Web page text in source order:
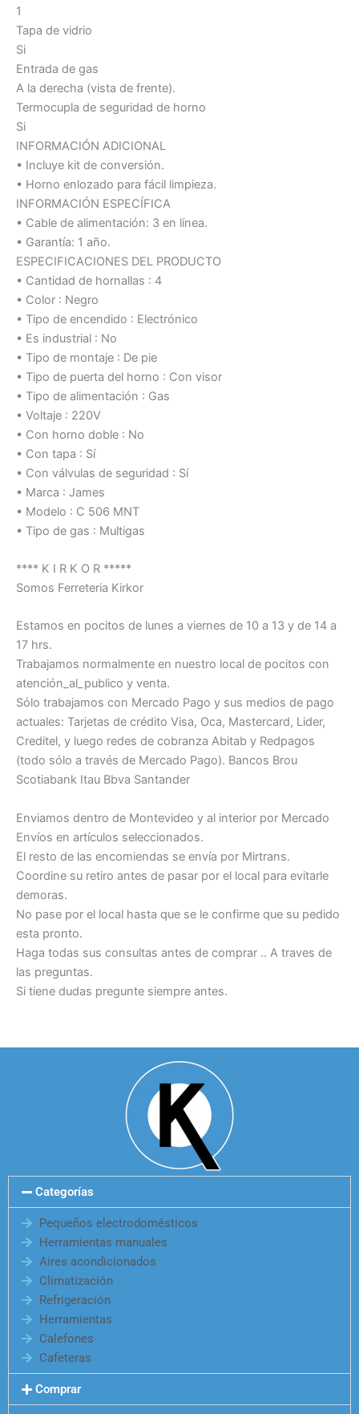
1
Tapa de vidrio
Si
Entrada de gas
A la derecha (vista de frente).
Termocupla de seguridad de horno
Si
INFORMACIÓN ADICIONAL
• Incluye kit de conversión.
• Horno enlozado para fácil limpieza.
INFORMACIÓN ESPECÍFICA
• Cable de alimentación: 3 en línea.
• Garantía: 1 año.
ESPECIFICACIONES DEL PRODUCTO
• Cantidad de hornallas : 4
• Color : Negro
• Tipo de encendido : Electrónico
• Es industrial : No
• Tipo de montaje : De pie
• Tipo de puerta del horno : Con visor
• Tipo de alimentación : Gas
• Voltaje : 220V
• Con horno doble : No
• Con tapa : Sí
• Con válvulas de seguridad : Sí
• Marca : James
• Modelo : C 506 MNT
• Tipo de gas : Multigas
**** K I R K O R *****
Somos Ferreteria Kirkor
Estamos en pocitos de lunes a viernes de 10 a 13 y de 14 a
17 hrs.
Trabajamos normalmente en nuestro local de pocitos con
atención_al_publico y venta.
Sólo trabajamos con Mercado Pago y sus medios de pago
actuales: Tarjetas de crédito Visa, Oca, Mastercard, Lider,
Creditel, y luego redes de cobranza Abitab y Redpagos
(todo sólo a través de Mercado Pago). Bancos Brou
Scotiabank Itau Bbva Santander
Enviamos dentro de Montevideo y al interior por Mercado
Envíos en artículos seleccionados.
El resto de las encomiendas se envía por Mirtrans.
Coordine su retiro antes de pasar por el local para evitarle
demoras.
No pase por el local hasta que se le confirme que su pedido
esta pronto.
Haga todas sus consultas antes de comprar .. A traves de
las preguntas.
Si tiene dudas pregunte siempre antes.
Categorías
Pequeños electrodomésticos
Herramientas manuales
Aires acondicionados
Climatización
Refrigeración
Herramientas
Calefones
Cafeteras
Comprar